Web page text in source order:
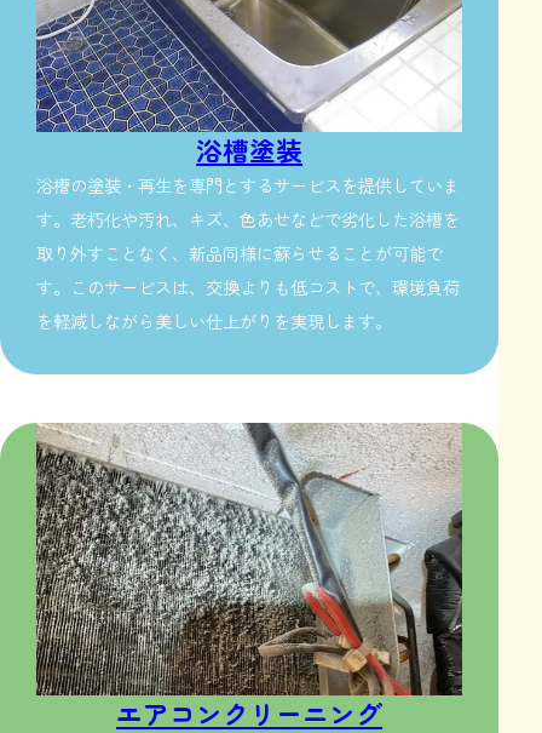
浴槽塗装
浴槽の塗装・再生を専門とするサービスを提供していま
す。老朽化や汚れ、キズ、色あせなどで劣化した浴槽を
取り外すことなく、新品同様に蘇らせることが可能で
す。このサービスは、交換よりも低コストで、環境負荷
を軽減しながら美しい仕上がりを実現します。
エアコンクリーニング